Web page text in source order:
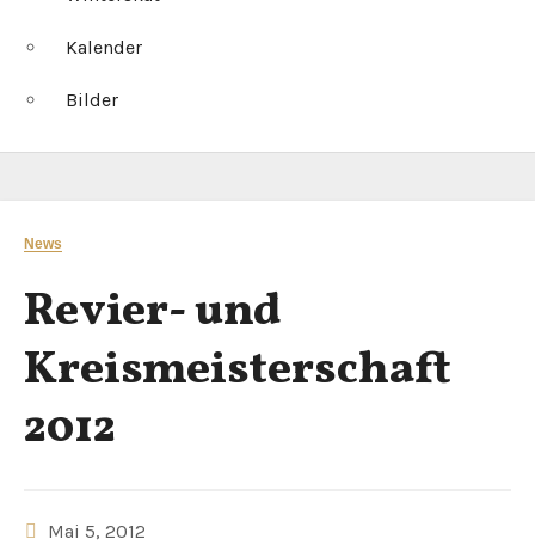
Kalender
Bilder
News
Revier- und
Kreismeisterschaft
2012
Mai 5, 2012